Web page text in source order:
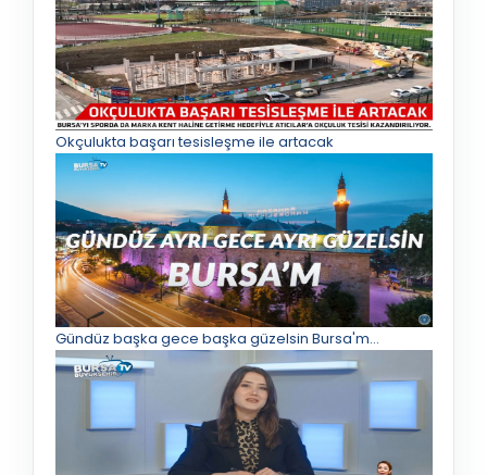
Okçulukta başarı tesisleşme ile artacak
Gündüz başka gece başka güzelsin Bursa'm...